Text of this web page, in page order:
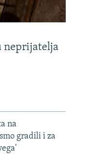
neprijatelja
na
gradili i za